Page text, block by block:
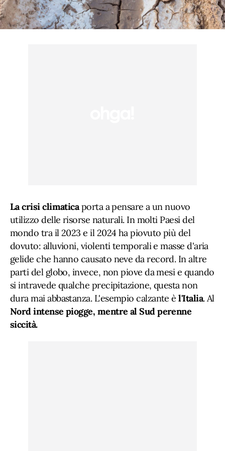
La crisi climaticaporta a pensare a un nuovo
utilizzo delle risorse naturali. In molti Paesi del
mondo tra il 2023 e il 2024 ha piovuto più del
dovuto: alluvioni, violenti temporali e masse d'aria
gelide che hanno causato neve da record. In altre
parti del globo, invece, non piove da mesi e quando
si intravede qualche precipitazione, questa non
dura mai abbastanza. L'esempio calzante èl'Italia. Al
Nord intense piogge, mentre al Sud perenne
siccità.